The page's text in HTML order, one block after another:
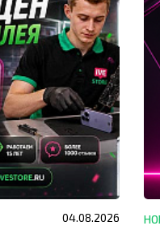
04.08.2026